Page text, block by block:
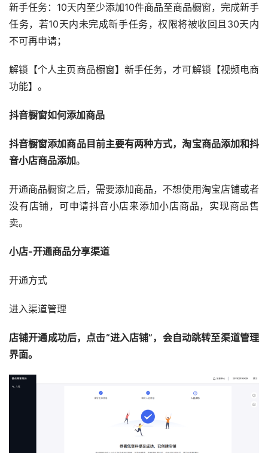
新手任务：10天内至少添加10件商品至商品橱窗，完成新手
任务，若10天内未完成新手任务，权限将被收回且30天内
不可再申请；
解锁【个人主页商品橱窗】新手任务，才可解锁【视频电商
功能】。
抖音橱窗如何添加商品
抖音橱窗添加商品目前主要有两种方式，淘宝商品添加和抖
音小店商品添加。
开通商品橱窗之后，需要添加商品，不想使用淘宝店铺或者
没有店铺，可申请抖音小店来添加小店商品，实现商品售
卖。
小店-开通商品分享渠道
开通方式
进入渠道管理
店铺开通成功后，点击“进入店铺”，会自动跳转至渠道管理
界面。